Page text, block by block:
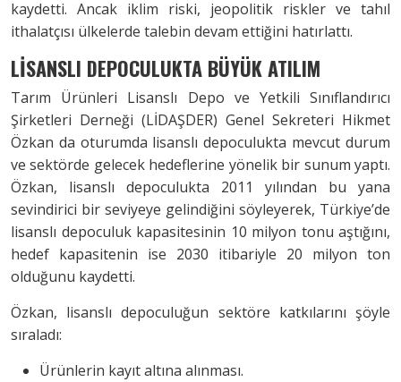
kaydetti. Ancak iklim riski, jeopolitik riskler ve tahıl
ithalatçısı ülkelerde talebin devam ettiğini hatırlattı.
LİSANSLI DEPOCULUKTA BÜYÜK ATILIM
Tarım Ürünleri Lisanslı Depo ve Yetkili Sınıflandırıcı
Şirketleri Derneği (LİDAŞDER) Genel Sekreteri Hikmet
Özkan da oturumda lisanslı depoculukta mevcut durum
ve sektörde gelecek hedeflerine yönelik bir sunum yaptı.
Özkan, lisanslı depoculukta 2011 yılından bu yana
sevindirici bir seviyeye gelindiğini söyleyerek, Türkiye’de
lisanslı depoculuk kapasitesinin 10 milyon tonu aştığını,
hedef kapasitenin ise 2030 itibariyle 20 milyon ton
olduğunu kaydetti.
Özkan, lisanslı depoculuğun sektöre katkılarını şöyle
sıraladı:
Ürünlerin kayıt altına alınması.